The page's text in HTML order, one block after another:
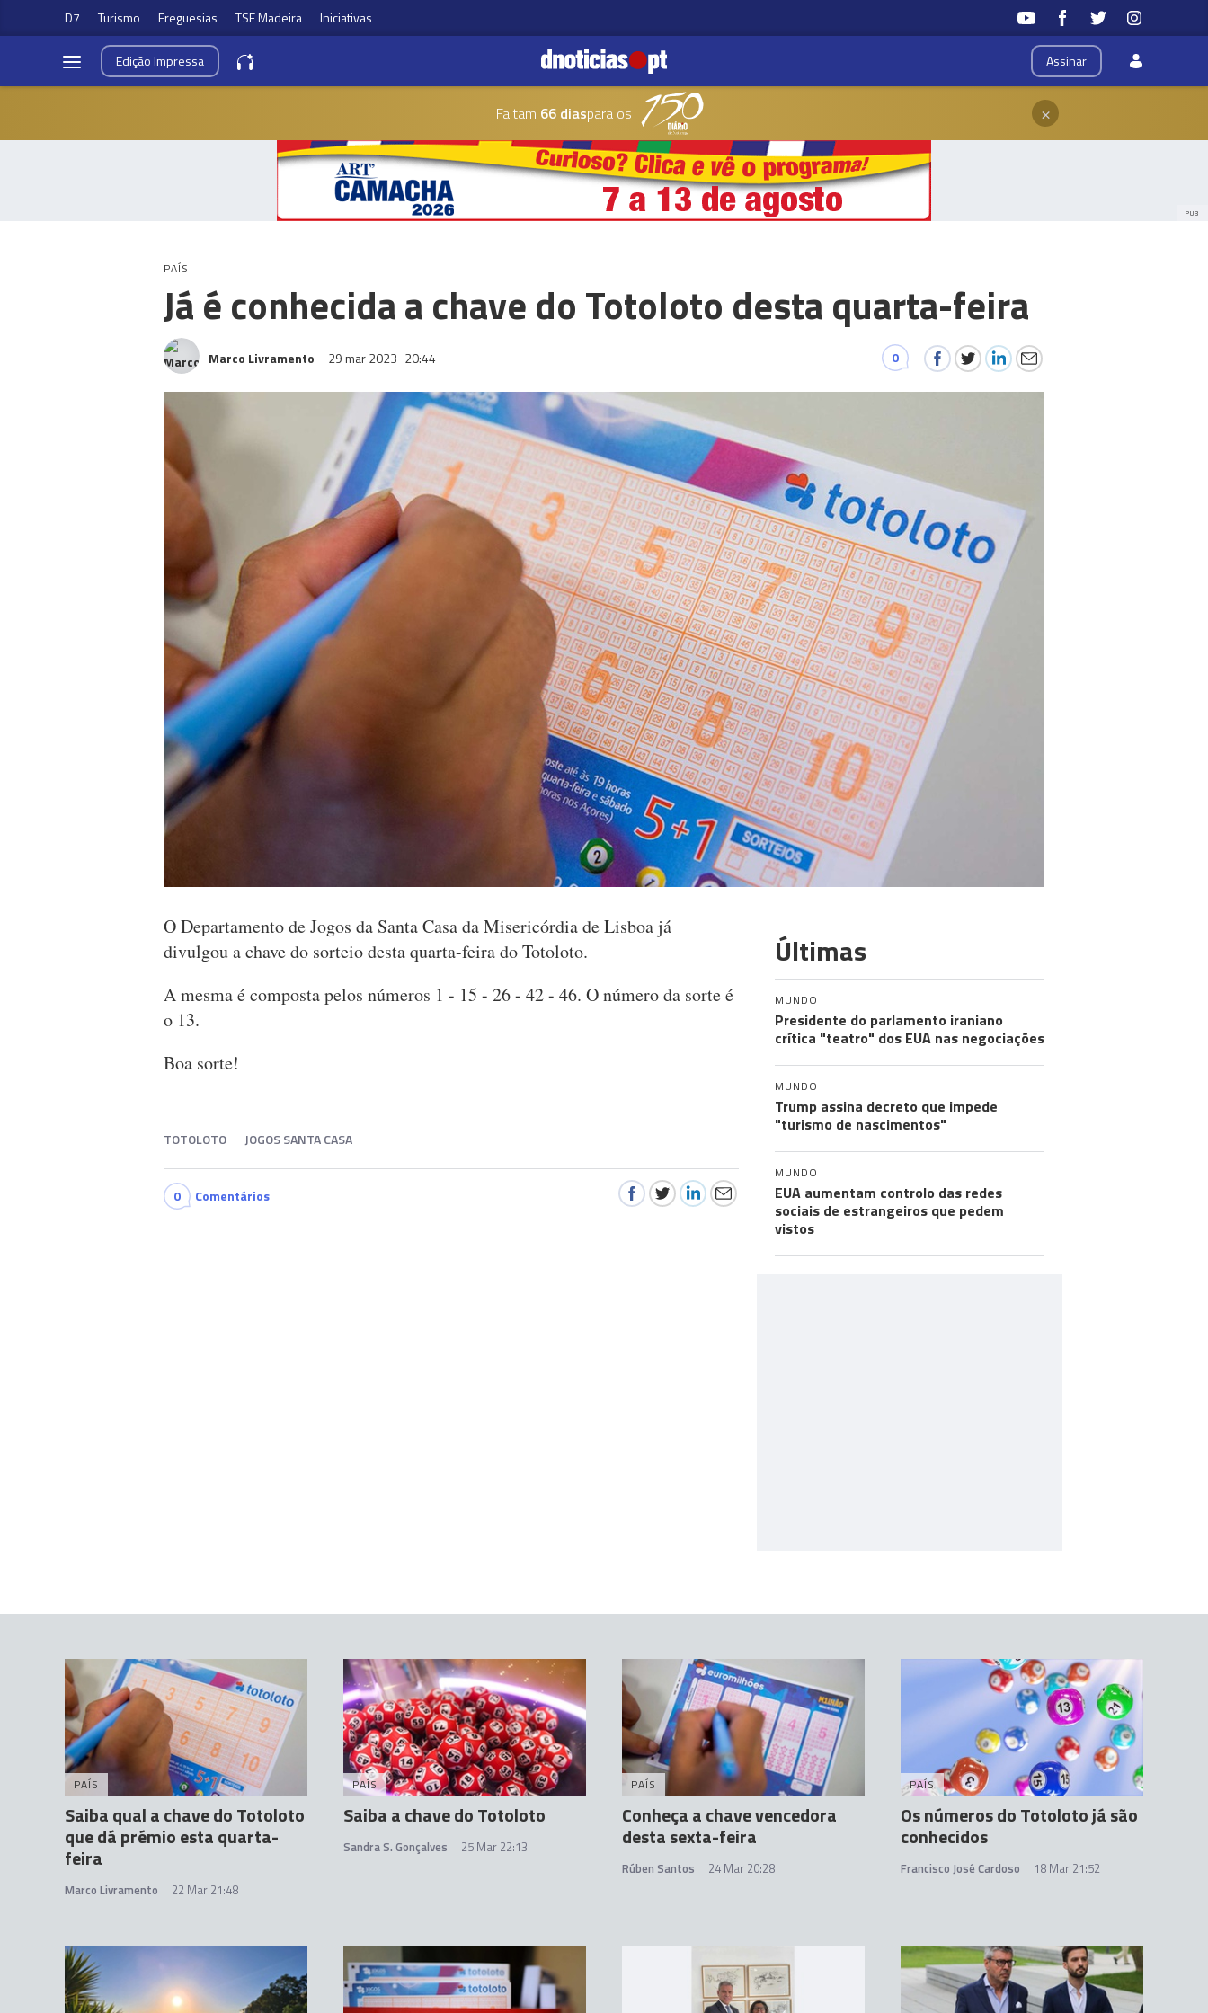
D7 Turismo Freguesias TSF Madeira Iniciativas
Assinar
EdiçãoImpressa
Faltam 66 diaspara os ×
PUB
PAÍS
Já é conhecida a chave do Totoloto desta quarta-feira
Marco Livramento 29 mar 2023 20:44 0
O Departamento de Jogos da Santa Casa da Misericórdia de Lisboa já
divulgou a chave do sorteio desta quarta-feira do Totoloto.
A mesma é composta pelos números 1 - 15 - 26 - 42 - 46. O número da sorte é
o 13.
Boa sorte!
TOTOLOTO JOGOS SANTA CASA
0 Comentários
Últimas
MUNDO
Presidente do parlamento iraniano
crítica "teatro" dos EUA nas negociações
MUNDO
Trump assina decreto que impede
"turismo de nascimentos"
MUNDO
EUA aumentam controlo das redes
sociais de estrangeiros que pedem
vistos
PAÍS
Saiba qual a chave do Totoloto
que dá prémio esta quarta-
feira
Marco Livramento 22 Mar 21:48
PAÍS
Saiba a chave do Totoloto
Sandra S. Gonçalves 25 Mar 22:13
PAÍS
Conheça a chave vencedora
desta sexta-feira
Rúben Santos 24 Mar 20:28
PAÍS
Os números do Totoloto já são
conhecidos
Francisco José Cardoso 18 Mar 21:52